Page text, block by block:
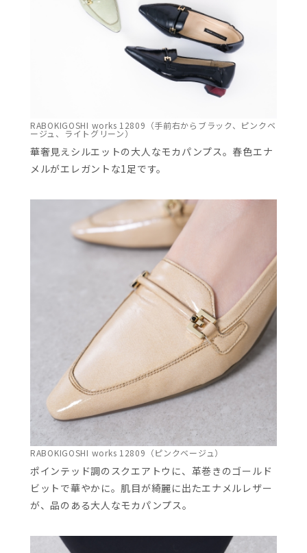
RABOKIGOSHI works 12809（手前右からブラック、ピンクベ
ージュ、ライトグリーン）
華奢見えシルエットの大人なモカパンプス。春色エナ
メルがエレガントな1足です。
RABOKIGOSHI works 12809（ピンクベージュ）
ポインテッド調のスクエアトウに、革巻きのゴールド
ビットで華やかに。肌目が綺麗に出たエナメルレザー
が、品のある大人なモカパンプス。